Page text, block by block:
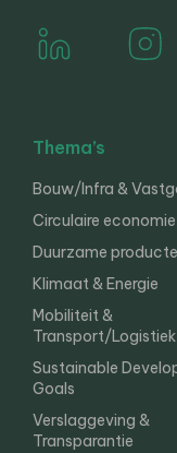
Thema’s
Bouw/Infra &
Circulaire economie
Duurzame
Klimaat & Energie
Mobiliteit &
Transport/Logistiek
Sustainable
Goals
Verslaggeving &
Transparantie